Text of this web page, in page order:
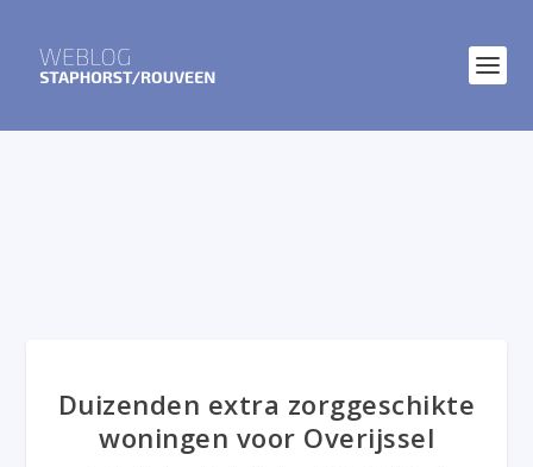
Duizenden extra zorggeschikte
woningen voor Overijssel